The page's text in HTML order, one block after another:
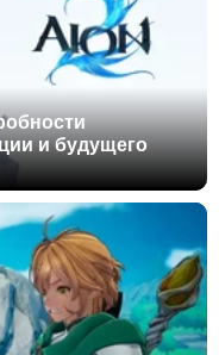
и будущего